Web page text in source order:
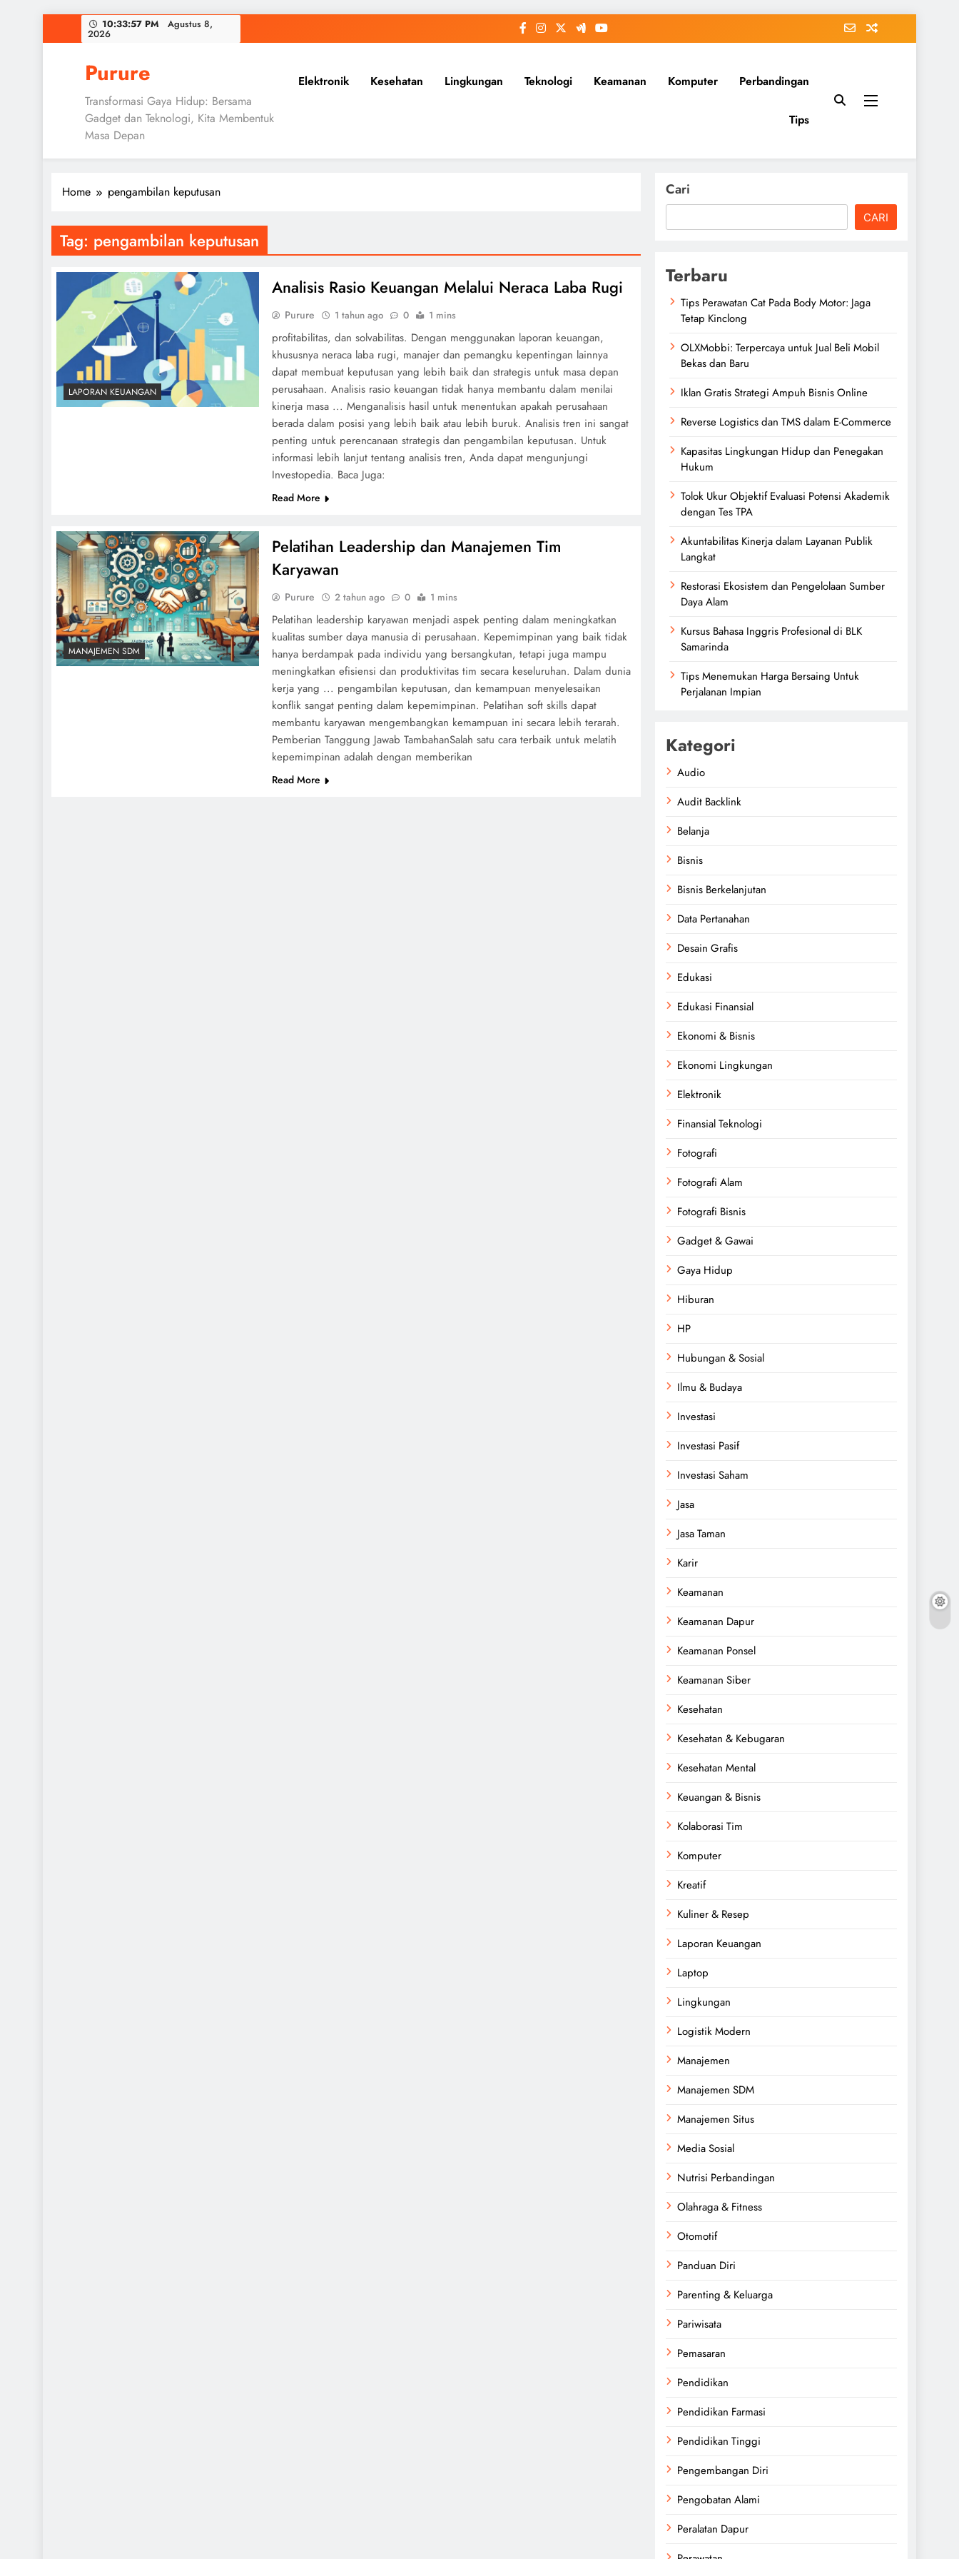
to
10:33:58 PM Agustus 8,
2026
Purure
Transformasi Gaya Hidup: Bersama
Gadget dan Teknologi, Kita Membentuk
Masa Depan
Elektronik Kesehatan Lingkungan Teknologi Keamanan Komputer Perbandingan
Tips
Home pengambilan keputusan
Tag: pengambilan keputusan
LAPORAN KEUANGAN
Analisis Rasio Keuangan Melalui Neraca Laba Rugi
Purure 1 tahun ago 0 1 mins
profitabilitas, dan solvabilitas. Dengan menggunakan laporan keuangan,
khususnya neraca laba rugi, manajer dan pemangku kepentingan lainnya
dapat membuat keputusan yang lebih baik dan strategis untuk masa depan
perusahaan. Analisis rasio keuangan tidak hanya membantu dalam menilai
kinerja masa ... Menganalisis hasil untuk menentukan apakah perusahaan
berada dalam posisi yang lebih baik atau lebih buruk. Analisis tren ini sangat
penting untuk perencanaan strategis dan pengambilan keputusan. Untuk
informasi lebih lanjut tentang analisis tren, Anda dapat mengunjungi
Investopedia. Baca Juga:
Read More
MANAJEMEN SDM
Pelatihan Leadership dan Manajemen Tim
Karyawan
Purure 2 tahun ago 0 1 mins
Pelatihan leadership karyawan menjadi aspek penting dalam meningkatkan
kualitas sumber daya manusia di perusahaan. Kepemimpinan yang baik tidak
hanya berdampak pada individu yang bersangkutan, tetapi juga mampu
meningkatkan efisiensi dan produktivitas tim secara keseluruhan. Dalam dunia
kerja yang ... pengambilan keputusan, dan kemampuan menyelesaikan
konflik sangat penting dalam kepemimpinan. Pelatihan soft skills dapat
membantu karyawan mengembangkan kemampuan ini secara lebih terarah.
Pemberian Tanggung Jawab TambahanSalah satu cara terbaik untuk melatih
kepemimpinan adalah dengan memberikan
Read More
Cari
CARI
Terbaru
Tips Perawatan Cat Pada Body Motor: Jaga
Tetap Kinclong
OLXMobbi: Terpercaya untuk Jual Beli Mobil
Bekas dan Baru
Iklan Gratis Strategi Ampuh Bisnis Online
Reverse Logistics dan TMS dalam E-Commerce
Kapasitas Lingkungan Hidup dan Penegakan
Hukum
Tolok Ukur Objektif Evaluasi Potensi Akademik
dengan Tes TPA
Akuntabilitas Kinerja dalam Layanan Publik
Langkat
Restorasi Ekosistem dan Pengelolaan Sumber
Daya Alam
Kursus Bahasa Inggris Profesional di BLK
Samarinda
Tips Menemukan Harga Bersaing Untuk
Perjalanan Impian
Kategori
Audio
Audit Backlink
Belanja
Bisnis
Bisnis Berkelanjutan
Data Pertanahan
Desain Grafis
Edukasi
Edukasi Finansial
Ekonomi & Bisnis
Ekonomi Lingkungan
Elektronik
Finansial Teknologi
Fotografi
Fotografi Alam
Fotografi Bisnis
Gadget & Gawai
Gaya Hidup
Hiburan
HP
Hubungan & Sosial
Ilmu & Budaya
Investasi
Investasi Pasif
Investasi Saham
Jasa
Jasa Taman
Karir
Keamanan
Keamanan Dapur
Keamanan Ponsel
Keamanan Siber
Kesehatan
Kesehatan & Kebugaran
Kesehatan Mental
Keuangan & Bisnis
Kolaborasi Tim
Komputer
Kreatif
Kuliner & Resep
Laporan Keuangan
Laptop
Lingkungan
Logistik Modern
Manajemen
Manajemen SDM
Manajemen Situs
Media Sosial
Nutrisi Perbandingan
Olahraga & Fitness
Otomotif
Panduan Diri
Parenting & Keluarga
Pariwisata
Pemasaran
Pendidikan
Pendidikan Farmasi
Pendidikan Tinggi
Pengembangan Diri
Pengobatan Alami
Peralatan Dapur